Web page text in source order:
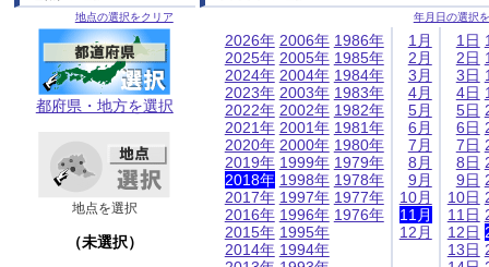
地点の選択をクリア
都府県・地方を選択
地点を選択
（未選択）
年月日の選択
2026年
2025年
2024年
2023年
2022年
2021年
2020年
2019年
2018年
2017年
2016年
2015年
2014年
2006年
2005年
2004年
2003年
2002年
2001年
2000年
1999年
1998年
1997年
1996年
1995年
1994年
1986年
1985年
1984年
1983年
1982年
1981年
1980年
1979年
1978年
1977年
1976年
1月
2月
3月
4月
5月
6月
7月
8月
9月
10月
11月
12月
1日
2日
3日
4日
5日
6日
7日
8日
9日
10日
11日
12日
13日